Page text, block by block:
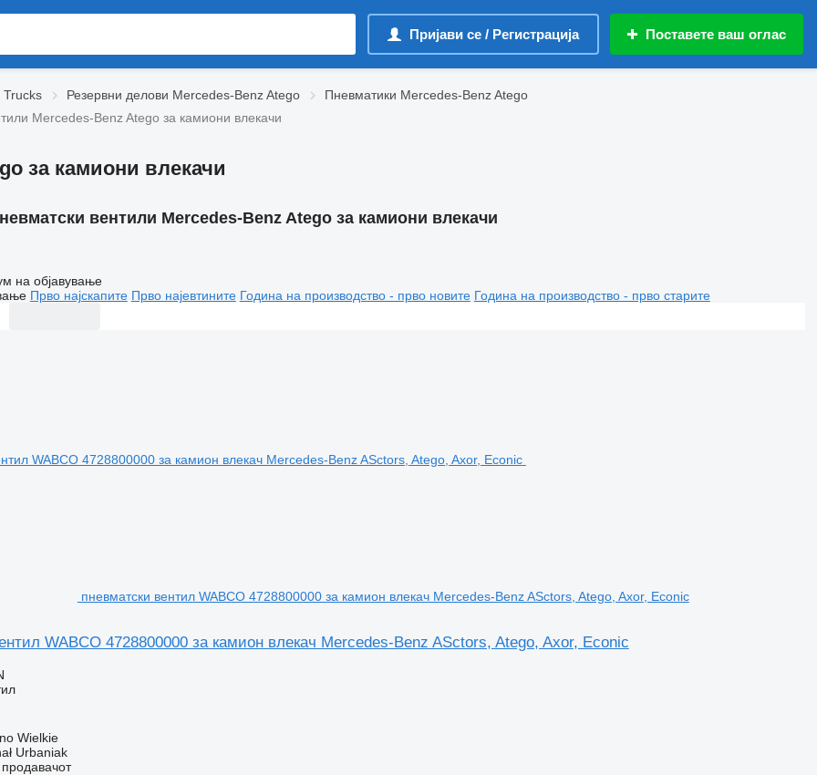
Пријави се / Регистрација Поставете ваш оглас
Trucks Резервни делови Mercedes-Benz Atego
Пневматики Mercedes-Benz Atego
Mercedes-Benz Atego за камиони влекачи
за камиони влекачи
вентили Mercedes-Benz Atego за камиони влекачи
на објавување
Прво најскапите Прво најевтините Година на производство - прво новите Година на производство - прво старите
пневматски вентил WABCO 4728800000 за камион влекач Mercedes-Benz ASctors, Atego, Axor, Econic
WABCO 4728800000 за камион влекач Mercedes-Benz ASctors, Atego, Axor, Econic
Wielkie
Urbaniak
продавачот